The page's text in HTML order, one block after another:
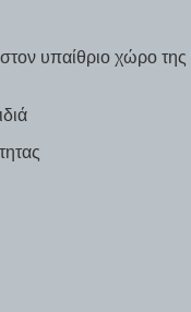
υπαίθριο χώρο της